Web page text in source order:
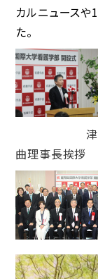
カルニュース
た。
津
曲理事長挨拶